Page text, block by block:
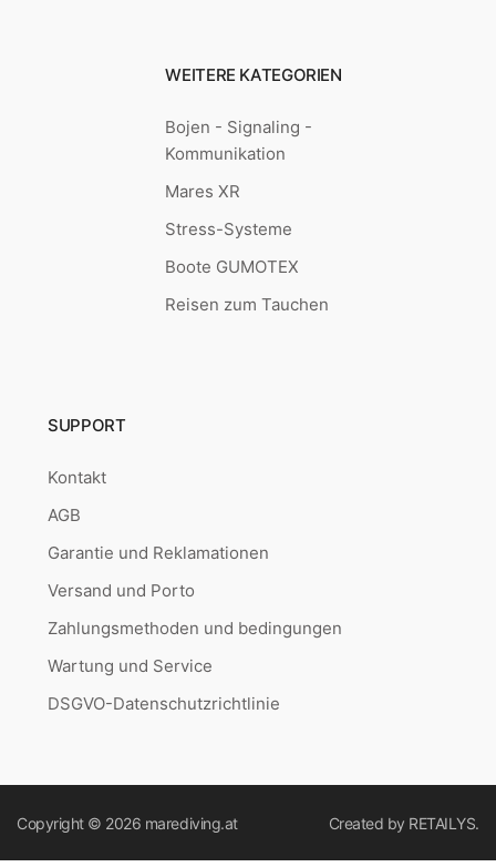
WEITERE KATEGORIEN
Bojen - Signaling -
Kommunikation
Mares XR
Stress-Systeme
Boote GUMOTEX
Reisen zum Tauchen
SUPPORT
Kontakt
AGB
Garantie und Reklamationen
Versand und Porto
Zahlungsmethoden und bedingungen
Wartung und Service
DSGVO-Datenschutzrichtlinie
Copyright © 2026 marediving.at Created by RETAILYS.